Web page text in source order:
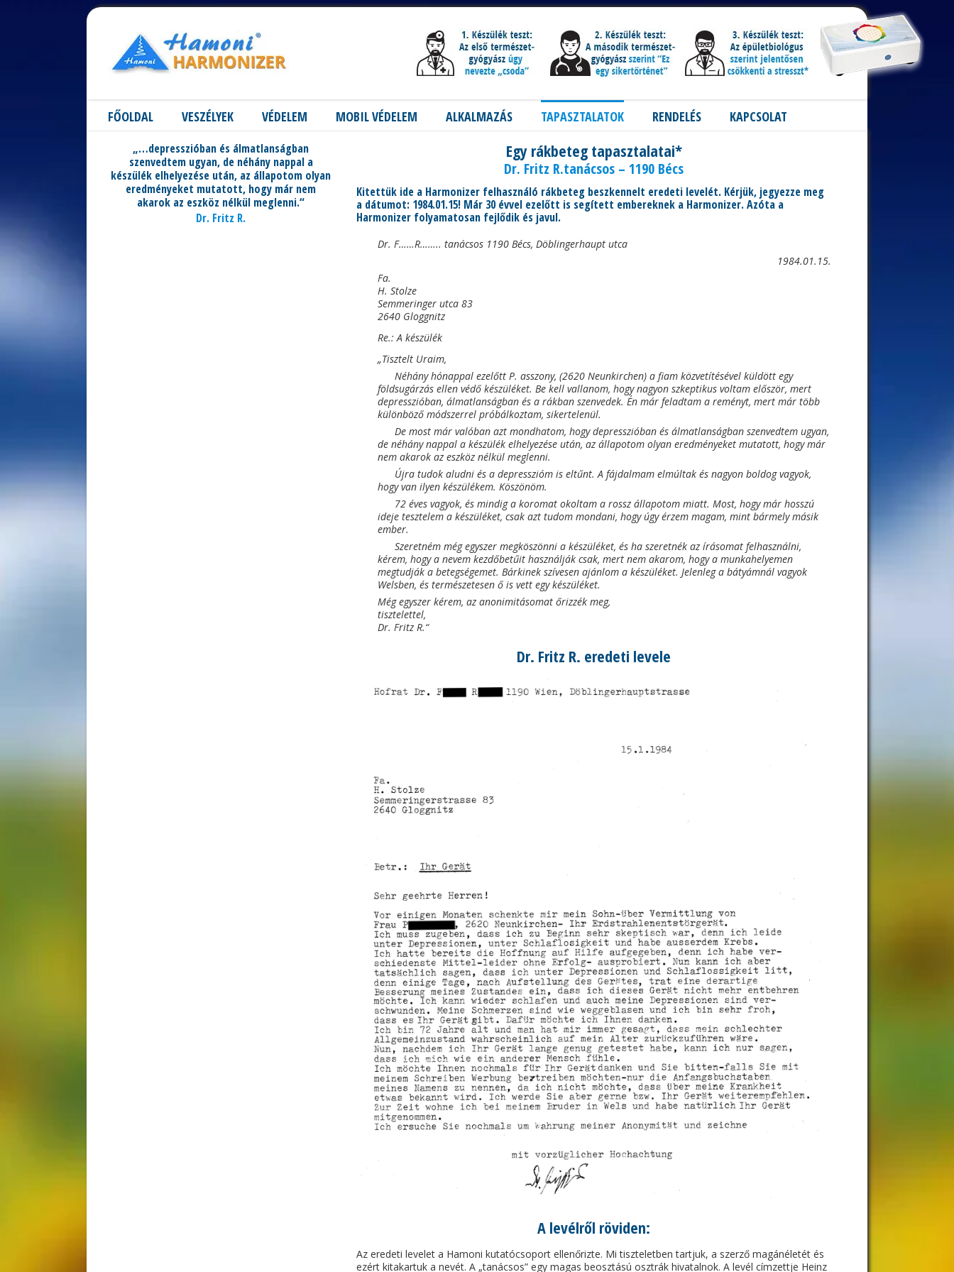
FŐOLDAL VESZÉLYEK VÉDELEM MOBIL VÉDELEM ALKALMAZÁS TAPASZTALATOK RENDELÉS KAPCSOLAT
Egy rákbeteg tapasztalatai*
Dr. Fritz R.tanácsos – 1190 Bécs
Kitettük ide a Harmonizer felhasználó rákbeteg beszkennelt eredeti levelét. Kérjük, jegyezze meg
a dátumot: 1984.01.15! Már 30 évvel ezelőtt is segített embereknek a Harmonizer. Azóta a
Harmonizer folyamatosan fejlődik és javul.
Dr. F……R…….. tanácsos 1190 Bécs, Döblingerhaupt utca
1984.01.15.
Fa.
H. Stolze
Semmeringer utca 83
2640 Gloggnitz
Re.: A készülék
„Tisztelt Uraim,
Néhány hónappal ezelőtt P. asszony, (2620 Neunkirchen) a fiam közvetítésével küldött egy
földsugárzás ellen védő készüléket. Be kell vallanom, hogy nagyon szkeptikus voltam először, mert
depresszióban, álmatlanságban és a rákban szenvedek. Én már feladtam a reményt, mert már több
különböző módszerrel próbálkoztam, sikertelenül.
De most már valóban azt mondhatom, hogy depresszióban és álmatlanságban szenvedtem ugyan,
de néhány nappal a készülék elhelyezése után, az állapotom olyan eredményeket mutatott, hogy már
nem akarok az eszköz nélkül meglenni.
Újra tudok aludni és a depresszióm is eltűnt. A fájdalmam elmúltak és nagyon boldog vagyok,
hogy van ilyen készülékem. Köszönöm.
72 éves vagyok, és mindig a koromat okoltam a rossz állapotom miatt. Most, hogy már hosszú
ideje tesztelem a készüléket, csak azt tudom mondani, hogy úgy érzem magam, mint bármely másik
ember.
Szeretném még egyszer megköszönni a készüléket, és ha szeretnék az írásomat felhasználni,
kérem, hogy a nevem kezdőbetűit használják csak, mert nem akarom, hogy a munkahelyemen
megtudják a betegségemet. Bárkinek szívesen ajánlom a készüléket. Jelenleg a bátyámnál vagyok
Welsben, és természetesen ő is vett egy készüléket.
Még egyszer kérem, az anonimitásomat őrizzék meg,
tisztelettel,
Dr. Fritz R.“
Dr. Fritz R. eredeti levele
A levélről röviden:
Az eredeti levelet a Hamoni kutatócsoport ellenőrizte. Mi tiszteletben tartjuk, a szerző magánéletét és
ezért kitakartuk a nevét. A „tanácsos” egy magas beosztású osztrák hivatalnok. A levél címzettje Heinz
„…depresszióban és álmatlanságban
szenvedtem ugyan, de néhány nappal a
készülék elhelyezése után, az állapotom olyan
eredményeket mutatott, hogy már nem
akarok az eszköz nélkül meglenni.“
Dr. Fritz R.